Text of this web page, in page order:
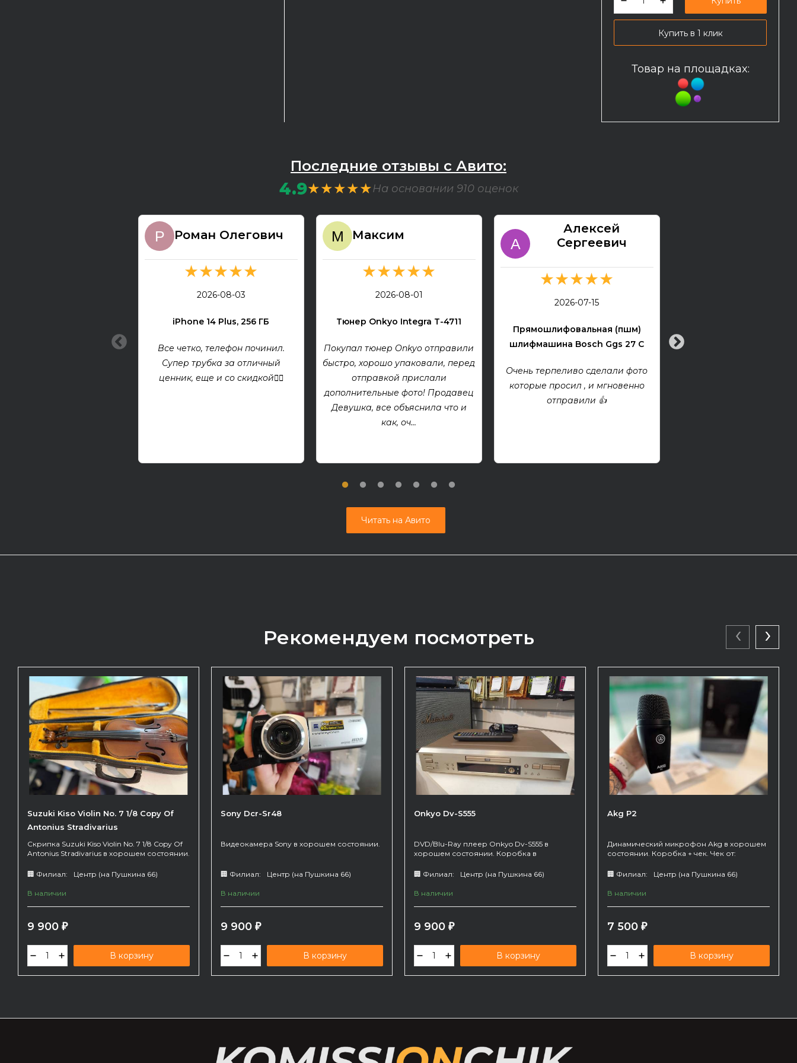
Купить в 1 клик
Товар на площадках:
Последние отзывы с Авито:
4.9★★★★★На основании 910 оценок
Роман Олегович
★★★★★
2026-08-03
iPhone 14 Plus, 256 ГБ
Все четко, телефон починил.
Супер трубка за отличный
ценник, еще и со скидкой👍🏻
Максим
★★★★★
2026-08-01
Тюнер Onkyo Integra T-4711
Покупал тюнер Onkyo отправили
быстро, хорошо упаковали, перед
отправкой прислали
дополнительные фото! Продавец
Девушка, все объяснила что и
как, оч...
Алексей
Сергеевич
★★★★★
2026-07-15
Прямошлифовальная (пшм)
шлифмашина Bosch Ggs 27 C
Очень терпеливо сделали фото
которые просил , и мгновенно
отправили 👍
Все хорошо! Гитара
Читать на Авито
Рекомендуем посмотреть
Suzuki Kiso Violin No. 7 1/8 Copy Of
Antonius Stradivarius
Скрипка Suzuki Kiso Violin No. 7 1/8 Copy Of
Antonius Stradivarius в хорошем состоянии.
🏢 Филиал: Центр (на Пушкина 66)
В наличии
9 900 ₽
В корзину
Sony Dcr-Sr48
Видеокамера Sony в хорошем состоянии.
🏢 Филиал: Центр (на Пушкина 66)
В наличии
9 900 ₽
В корзину
Onkyo Dv-S555
DVD/Blu-Ray плеер Onkyo Dv-S555 в
хорошем состоянии. Коробка в
🏢 Филиал:
Центр (на Пушкина 66)
В наличии
9 900 ₽
В корзину
Akg P2
Динамический микрофон Akg в хорошем
состоянии. Коробка + чек. Чек от:
🏢 Филиал:
Центр (на Пушкина 66)
В наличии
7 500 ₽
В корзину
‹ ›